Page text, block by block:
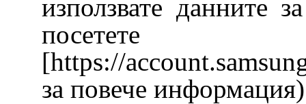
използвате данните
посетете
[https://
за повече